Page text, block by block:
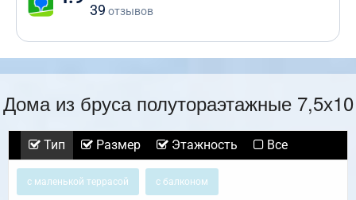
39 отзывов
Дома из бруса полутораэтажные 7,5х10
Тип Размер Этажность Все
с маленькой террасой с балконом